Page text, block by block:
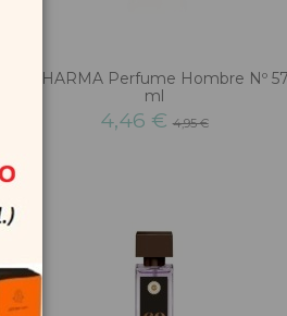
IAP PHARMA Perfume Hombre Nº
ml
4,46 €4,95 €
-10%